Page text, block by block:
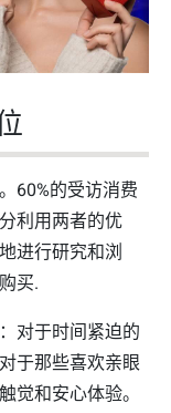
60%的受访消费
利用两者的优
进行研究和浏
买.
对于时间紧迫的
于那些喜欢亲眼
觉和安心体验。